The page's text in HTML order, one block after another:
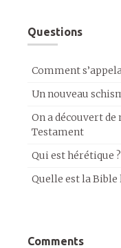
Questions
Comment
Un nouveau
On a découvert de
Testament
Qui est hérétique
Quelle est la
Comments